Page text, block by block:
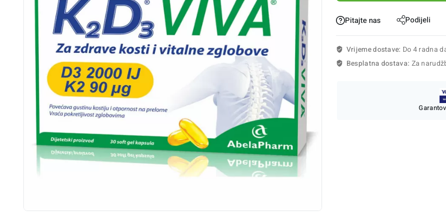
Pitajte nas Podijeli
Vrijeme dostave: Do 4 radna
Besplatna dostava: Za